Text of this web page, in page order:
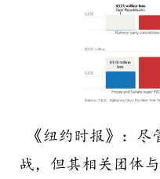
《纽约时报》：
战，但其相关团体